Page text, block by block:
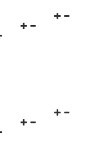
Navigationsmenü
Navigationsmenü